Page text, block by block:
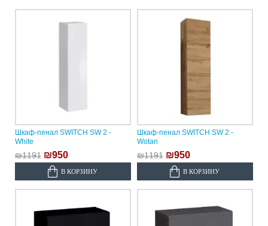
Шкаф-пенал SWITCH SW 2 -
White
₪1191 ₪950
В КОРЗИНУ
Шкаф-пенал SWITCH SW 2 -
Wotan
₪1191 ₪950
В КОРЗИНУ